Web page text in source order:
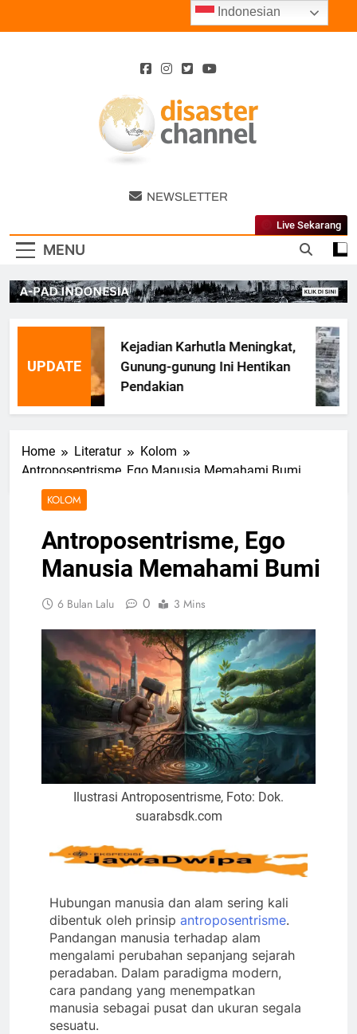
Disaster
Channel
NEWSLETTER
MENU
Live Sekarang
UPDATE
Kejadian Karhutla Meningkat,
Gunung-gunung Ini Hentikan
Pendakian
Home Literatur
Kolom
Antroposentrisme, Ego Manusia Memahami Bumi
KOLOM
Antroposentrisme, Ego
Manusia Memahami Bumi
6 Bulan Lalu 0 3 Mins
Ilustrasi Antroposentrisme, Foto: Dok.
suarabsdk.com
Hubungan manusia dan alam sering kali
dibentuk oleh prinsip antroposentrisme.
Pandangan manusia terhadap alam
mengalami perubahan sepanjang sejarah
peradaban. Dalam paradigma modern,
cara pandang yang menempatkan
manusia sebagai pusat dan ukuran segala
sesuatu.
Indonesian